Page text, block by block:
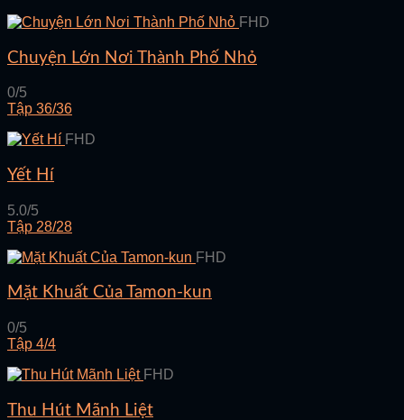
FHD
Chuyện Lớn Nơi Thành Phố Nhỏ
0/5
Tập 36/36
FHD
Yết Hí
5.0/5
Tập 28/28
FHD
Mặt Khuất Của Tamon-kun
0/5
Tập 4/4
FHD
Thu Hút Mãnh Liệt